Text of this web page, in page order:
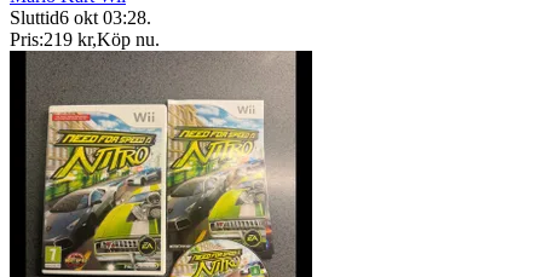
Sluttid6 okt 03:28.
Pris:219 kr,Köp nu.